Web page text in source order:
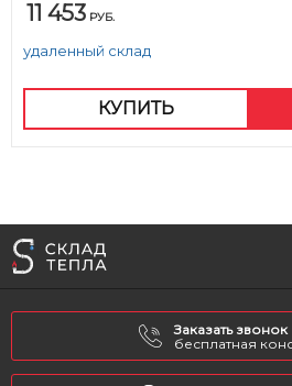
11 453 РУБ.
удаленный склад
КУПИТЬ
Заказать звонок
бесплатная